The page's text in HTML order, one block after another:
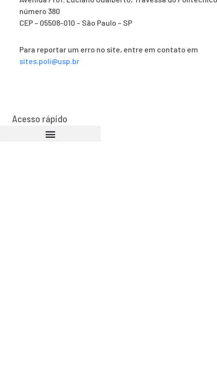
número 380
CEP – 05508-010 – São Paulo – SP
Para reportar um erro no site, entre em contato em
sites.poli@usp.br
Acesso rápido